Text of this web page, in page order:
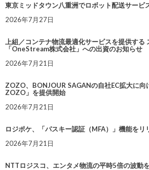
東京ミッドタウン八重洲でロボット配送サービ
2026年7月27日
上組／コンテナ物流最適化サービスを提供する
「OneStream株式会社」への出資のお知らせ
2026年7月21日
ZOZO、BONJOUR SAGANの自社EC拡大に
ZOZO」を提供開始
2026年7月21日
ロジポケ、「パスキー認証（MFA）」機能をリ
2026年7月21日
NTTロジスコ、エンタメ物流の平時5倍の波動